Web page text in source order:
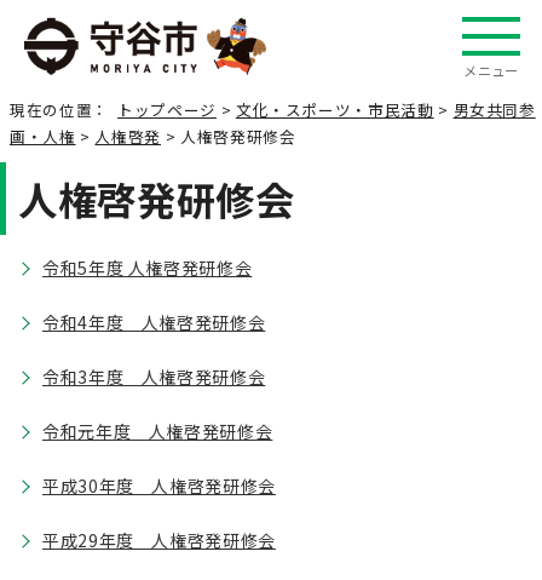
メニュー
現在の位置： トップページ > 文化・スポーツ・市民活動 > 男女共同参
画・人権 > 人権啓発 > 人権啓発研修会
人権啓発研修会
令和5年度 人権啓発研修会
令和4年度 人権啓発研修会
令和3年度 人権啓発研修会
令和元年度 人権啓発研修会
平成30年度 人権啓発研修会
平成29年度 人権啓発研修会